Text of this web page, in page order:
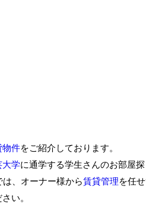
物件をご紹介しております。
大学に通学する学生さんのお部屋
、オーナー様から賃貸管理を任
い。